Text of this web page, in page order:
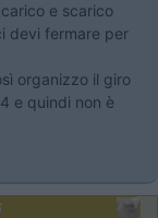
e scarico
devi fermare per
organizzo il giro
e quindi non è